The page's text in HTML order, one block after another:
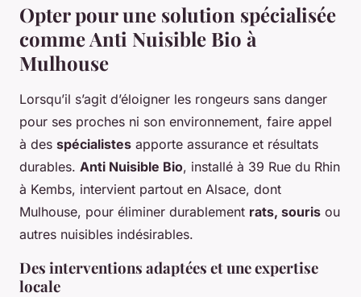
Opter pour une solution spécialisée
comme Anti Nuisible Bio à
Mulhouse
Lorsqu’il s’agit d’éloigner les rongeurs sans danger
pour ses proches ni son environnement, faire appel
à des spécialistes apporte assurance et résultats
durables. Anti Nuisible Bio, installé à 39 Rue du Rhin
à Kembs, intervient partout en Alsace, dont
Mulhouse, pour éliminer durablement rats, souris ou
autres nuisibles indésirables.
Des interventions adaptées et une expertise
locale